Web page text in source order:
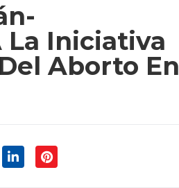
Iniciativa
Aborto En